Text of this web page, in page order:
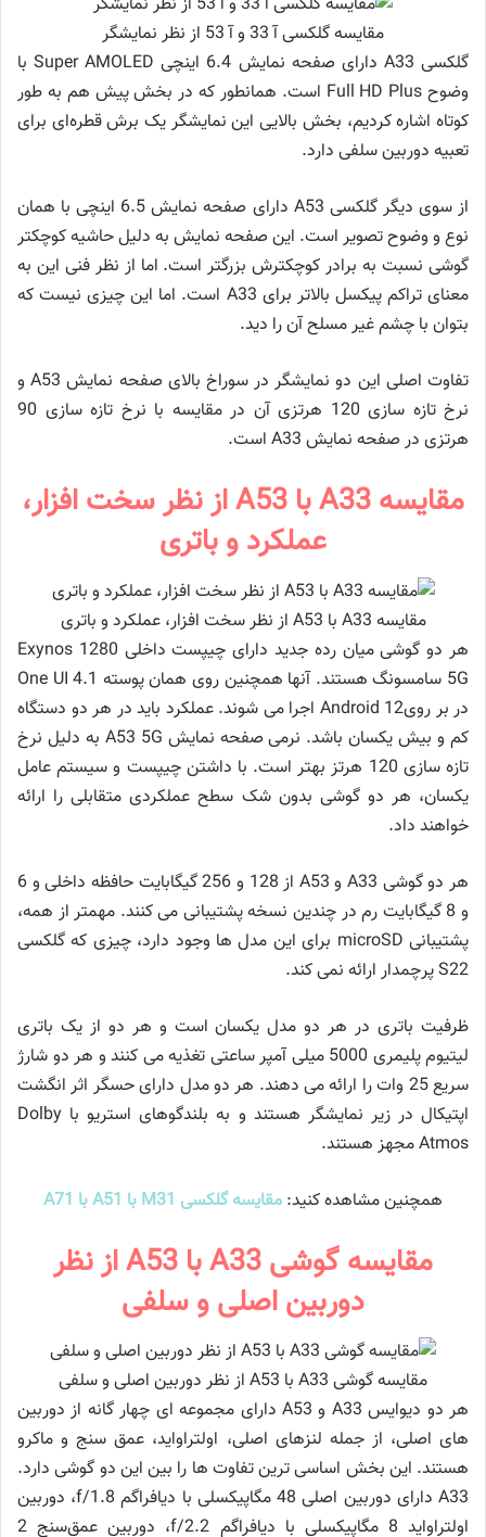
مقایسه گلکسی آ 33 و آ 53 از نظر نمایشگر
گلکسی A33 دارای صفحه نمایش 6.4 اینچی Super AMOLED با
وضوح Full HD Plus است. همانطور که در بخش پیش هم به طور
کوتاه اشاره کردیم، بخش بالایی این نمایشگر یک برش قطره‌ای برای
تعبیه دوربین سلفی دارد.
از سوی دیگر گلکسی A53 دارای صفحه نمایش 6.5 اینچی با همان
نوع و وضوح تصویر است. این صفحه نمایش به دلیل حاشیه کوچکتر
گوشی نسبت به برادر کوچکترش بزرگتر است. اما از نظر فنی این به
معنای تراکم پیکسل بالاتر برای A33 است. اما این چیزی نیست که
بتوان با چشم غیر مسلح آن را دید.
تفاوت اصلی این دو نمایشگر در سوراخ بالای صفحه نمایش A53 و
نرخ تازه سازی 120 هرتزی آن در مقایسه با نرخ تازه سازی 90
هرتزی در صفحه نمایش A33 است.
مقایسه A33 با A53 از نظر سخت افزار،
عملکرد و باتری
مقایسه A33 با A53 از نظر سخت افزار، عملکرد و باتری
هر دو گوشی میان رده جدید دارای چیپست داخلی Exynos 1280
5G سامسونگ هستند. آنها همچنین روی همان پوسته One UI 4.1
در بر رویAndroid 12 اجرا می شوند. عملکرد باید در هر دو دستگاه
کم و بیش یکسان باشد. نرمی صفحه نمایش A53 5G به دلیل نرخ
تازه سازی 120 هرتز بهتر است. با داشتن چیپست و سیستم عامل
یکسان، هر دو گوشی بدون شک سطح عملکردی متقابلی را ارائه
خواهند داد.
هر دو گوشی A33 و A53 ​​از 128 و 256 گیگابایت حافظه داخلی و 6
و 8 گیگابایت رم در چندین نسخه پشتیبانی می کنند. مهمتر از همه،
پشتیبانی microSD برای این مدل ها وجود دارد، چیزی که گلکسی
S22 پرچمدار ارائه نمی کند.
ظرفیت باتری در هر دو مدل یکسان است و هر دو از یک باتری
لیتیوم پلیمری 5000 میلی آمپر ساعتی تغذیه می کنند و هر دو شارژ
سریع 25 وات را ارائه می دهند. هر دو مدل دارای حسگر اثر انگشت
اپتیکال در زیر نمایشگر هستند و به بلندگوهای استریو با Dolby
Atmos مجهز هستند.
همچنین مشاهده کنید: مقایسه گلکسی M31 با A51 با A71
مقایسه گوشی A33 با A53 از نظر
دوربین اصلی و سلفی
مقایسه گوشی A33 با A53 از نظر دوربین اصلی و سلفی
هر دو دیوایس A33 و A53 ​​دارای مجموعه ای چهار گانه از دوربین
های اصلی، از جمله لنزهای اصلی، اولتراواید، عمق سنج و ماکرو
هستند. این بخش اساسی ترین تفاوت ها را بین این دو گوشی دارد.
A33 دارای دوربین اصلی 48 مگاپیکسلی با دیافراگم f/1.8، دوربین
اولتراواید 8 مگاپیکسلی با دیافراگم f/2.2، دوربین عمق‌سنج 2